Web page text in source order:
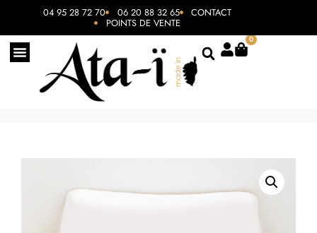
04 95 28 72 70 06 20 88 32 65 CONTACT
POINTS DE VENTE
0